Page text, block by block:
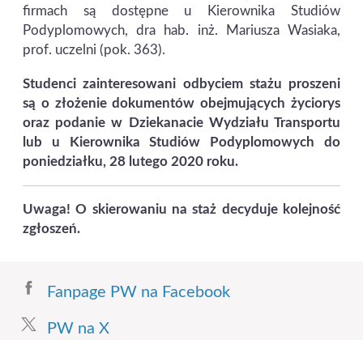
firmach są dostępne u Kierownika Studiów
Podyplomowych, dra hab. inż. Mariusza Wasiaka,
prof. uczelni (pok. 363).
Studenci zainteresowani odbyciem stażu proszeni
są o złożenie dokumentów obejmujących życiorys
oraz podanie w Dziekanacie Wydziału Transportu
lub u Kierownika Studiów Podyplomowych do
poniedziałku, 28 lutego 2020 roku.
Uwaga! O skierowaniu na staż decyduje kolejność
zgłoszeń.
Fanpage PW na Facebook
PW na X